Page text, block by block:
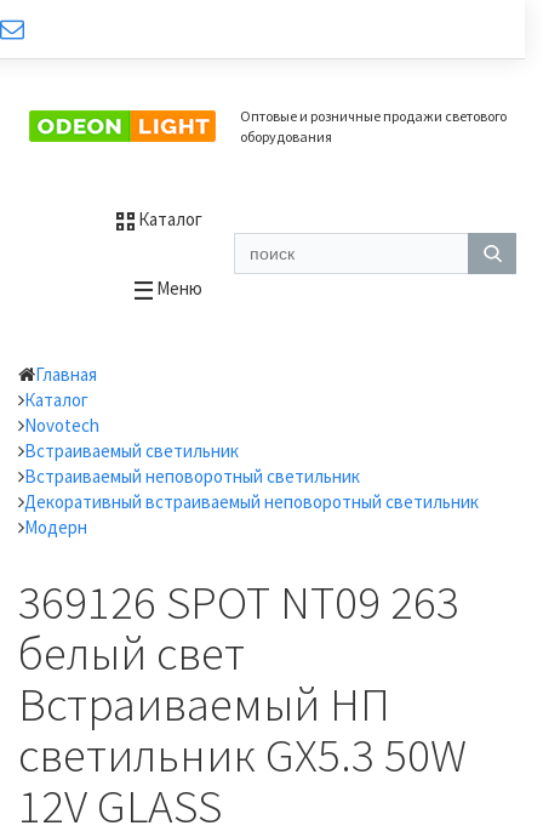
Оптовые и розничные продажи светового
оборудования
Каталог
Меню
Главная
Каталог
Novotech
Встраиваемый светильник
Встраиваемый неповоротный светильник
Декоративный встраиваемый неповоротный светильник
Модерн
369126 SPOT NT09 263
белый свет
Встраиваемый НП
светильник GX5.3 50W
12V GLASS